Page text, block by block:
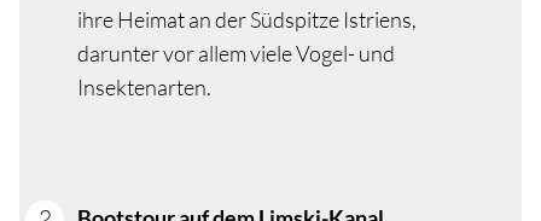
ihre Heimat an der Südspitze Istriens,
darunter vor allem viele Vogel- und
Insektenarten.